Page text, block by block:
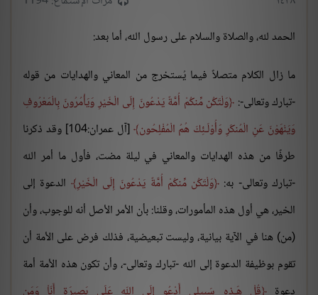
الحمد لله، والصلاة والسلام على رسول الله، أما بعد:
ما زال الكلام متصلاً فيما يُستخرج من المعاني والهدايات من قوله
-تبارك وتعالى-: وَلْتَكُن مِّنكُمْ أُمَّةٌ يَدْعُونَ إِلَى الْخَيْرِ وَيَأْمُرُونَ بِالْمَعْرُوفِ
وَيَنْهَوْنَ عَنِ الْمُنكَرِ وَأُوْلَـئِكَ هُمُ الْمُفْلِحُون
[آل عمران:104] وقد ذكرنا
طرفًا من هذه الهدايات والمعاني في ليلة مضت، فأول ما أمر الله
-تبارك وتعالى- به: وَلْتَكُن مِّنكُمْ أُمَّةٌ يَدْعُونَ إِلَى الْخَيْرِ الدعوة إلى
الخير، هي أول هذه المأمورات، وقلنا: بأن الأمر الأصل أنه للوجوب، وأن
(من) هنا في الآية بيانية، وليست تبعيضية، فذلك فرض على الأمة أن
تقوم بوظيفة الدعوة إلى الله -تبارك وتعالى-، وأن تكون هذه الأمة أمة